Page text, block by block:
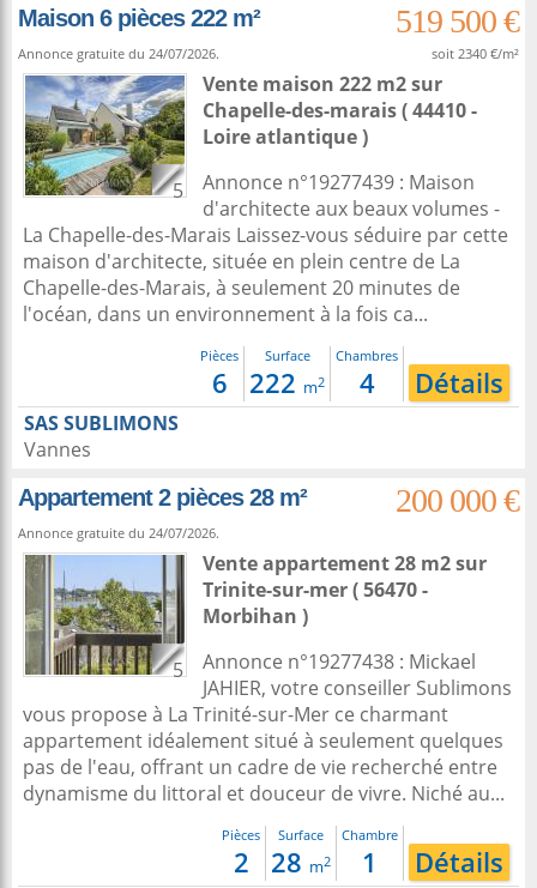
Maison 6 pièces 222 m²
519 500 €
Annonce gratuite du 24/07/2026. soit 2340 €/m²
5
Vente maison 222 m2sur
Chapelle-des-marais( 44410 -
Loire atlantique )
Annonce n°19277439 : Maison
d'architecte aux beaux volumes -
La Chapelle-des-Marais Laissez-vous séduire par cette
maison d'architecte, située en plein centre de La
Chapelle-des-Marais, à seulement 20 minutes de
l'océan, dans un environnement à la fois ca...
Pièces
6
Surface
222 m2
Chambres
4 Détails
SAS SUBLIMONS
Vannes
Appartement 2 pièces 28 m²
200 000 €
Annonce gratuite du 24/07/2026.
5
Vente appartement 28 m2sur
Trinite-sur-mer( 56470 -
Morbihan )
Annonce n°19277438 : Mickael
JAHIER, votre conseiller Sublimons
vous propose à La Trinité-sur-Mer ce charmant
appartement idéalement situé à seulement quelques
pas de l'eau, offrant un cadre de vie recherché entre
dynamisme du littoral et douceur de vivre. Niché au...
Pièces
2
Surface
28 m2
Chambre
1 Détails